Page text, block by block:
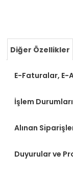
Diğer Özellikler
E-Faturalar, E-
İşlem Durumları
Alınan
Duyurular ve